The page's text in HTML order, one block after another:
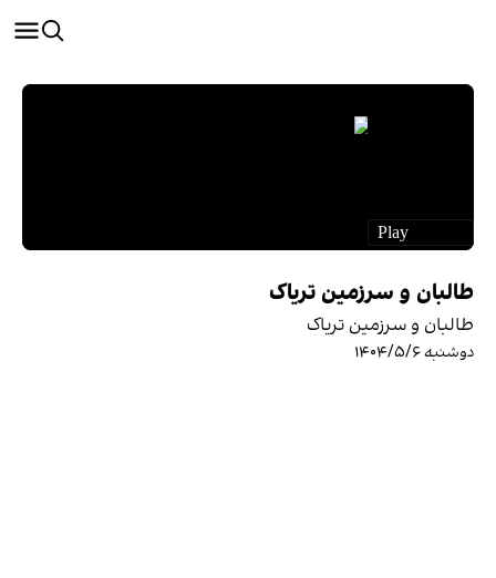
طالبان و سرزمین تریاک
طالبان و سرزمین تریاک
دوشنبه ۱۴۰۴/۵/۶